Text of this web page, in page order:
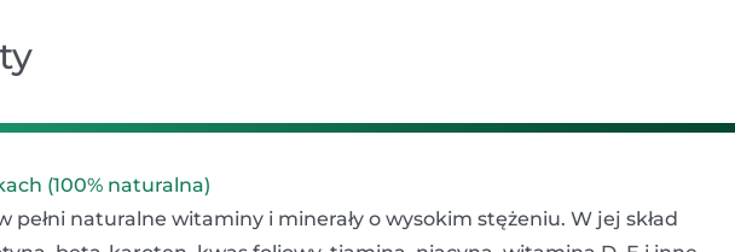
(100% naturalna)
pełni naturalne witaminy i minerały o wysokim stężeniu. W jej skład